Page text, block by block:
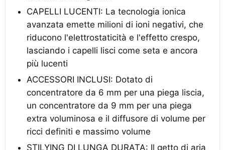
CAPELLI LUCENTI: La tecnologia ionica
avanzata emette milioni di ioni negativi, che
riducono l'elettrostaticità e l'effetto crespo,
lasciando i capelli lisci come seta e ancora
più lucenti
ACCESSORI INCLUSI: Dotato di
concentratore da 6 mm per una piega liscia,
un concentratore da 9 mm per una piega
extra voluminosa e il diffusore di volume per
ricci definiti e massimo volume
STILYING DI LUNGA DURATA: Il getto di aria